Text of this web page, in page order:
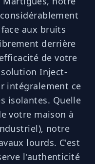
aux bruits
derrière
de votre
solution Inject-
intégralement ce
isolantes. Quelle
votre maison à
notre
lourds. C'est
l'authenticité